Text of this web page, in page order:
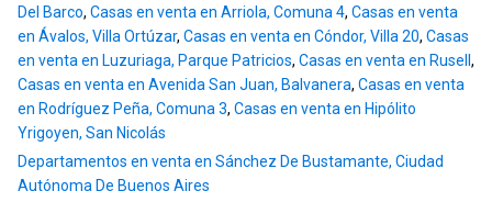
Del Barco, Casas en venta en Arriola, Comuna 4, Casas en venta
en Ávalos, Villa Ortúzar, Casas en venta en Cóndor, Villa 20, Casas
en venta en Luzuriaga, Parque Patricios, Casas en venta en Rusell ,
Casas en venta en Avenida San Juan, Balvanera, Casas en venta
en Rodríguez Peña, Comuna 3, Casas en venta en Hipólito
Yrigoyen, San Nicolás
Departamentos en venta en Sánchez De Bustamante, Ciudad
Autónoma De Buenos Aires